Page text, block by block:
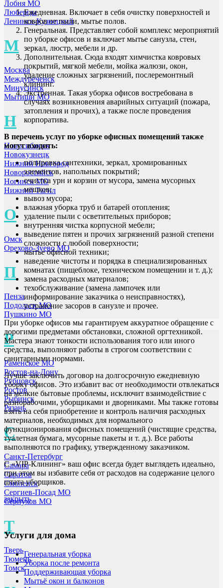
Лобня МО
Люберцы
Ленинск-Кузнецкий
М
Москва
Междуреченск
Минусинск
Мытищи МО
Н
Новосибирск
Новокузнецк
Нижний Новгород
Новороссийск
Ногинск МО
Нижний Тагил
О
Омск
Орехово-Зуево МО
П
Пенза
Подольск МО
Пушкино МО
Р
Раменское МО
Ростов-на-Дону
Рубцовск
Ростов
Рыбинск
Рязань
С
Санкт-Петербург
Самара
Саратов
Смоленск
Сергиев-Посад МО
Серпухов МО
Т
Тверь
Тюмень
Томск
Ежедневная. Включает в себя очистку поверхностей и
ковров от пыли, мытье полов.
Генеральная. Представляет собой комплекс мероприятий
по уборке офисов и включает мытье санузла, стен,
зеркал, люстр, мебели и др.
Дополнительная. Сюда входят химчистка ковровых
покрытий, мягкой мебели, мойка жалюзи, окон,
удаление сложных загрязнений, послеремонтный
клининг.
Экстренная. Такая уборка офисов востребована в
случаях возникновения аварийных ситуаций (пожара,
затопления и прочих), а также после проведения
корпоратива.
В перечень услуг по уборке офисных помещений также
могут входить:
полировка сантехники, зеркал, хромированных
элементов, напольных покрытий;
очистка урн и корзин от мусора, замена мусорных
мешков;
вывоз мусора;
влажная уборка труб и батарей отопления;
удаление пыли с осветительных приборов;
внутренняя чистка корпусной мебели;
выведение пятен и прочих загрязнений разной степени
сложности с любой поверхности;
мытье офисной техники;
наведение чистоты и порядка в специализированных
комнатах (пищеблоке, техническом помещении и т. д.);
замена расходных материалов;
техобслуживание (замена лампочек или
информирование заказчика о неисправностях),
устранение засоров в санузле и прочее.
При уборке офисов мы гарантируем аккуратное обращение с
дорогими предметами обстановки, сложной оргтехникой.
Мастера знают тонкости использования того или иного
средства, выполняют работы в строгом соответствии с
санитарными нормами.
Лучше заключить договор на долгосрочную ежедневную
уборку офисов. Это избавит вас от необходимости отвлекаться
на мелкие бытовые проблемы, исключит взаимодействие с
разнорабочими, уборщиками и дворниками. Мы также готовы
взять на себя приобретение и контроль наличия расходных
материалов, необходимых для нормального
функционирования офисных помещений (чистящие средства,
туалетная бумага, мусорные пакеты и т. д.). Все работы
выполняются по графику, утвержденному заказчиком.
С «VIP-Клининг» ваш офис всегда будет выглядеть идеально,
при этом вы избавите себя от расходов на содержание целого
штата уборщиков.
закрыть
Услуги для дома
Генеральная уборка
Уборка после ремонта
Поддерживающая уборка
Мытьё окон и балконов